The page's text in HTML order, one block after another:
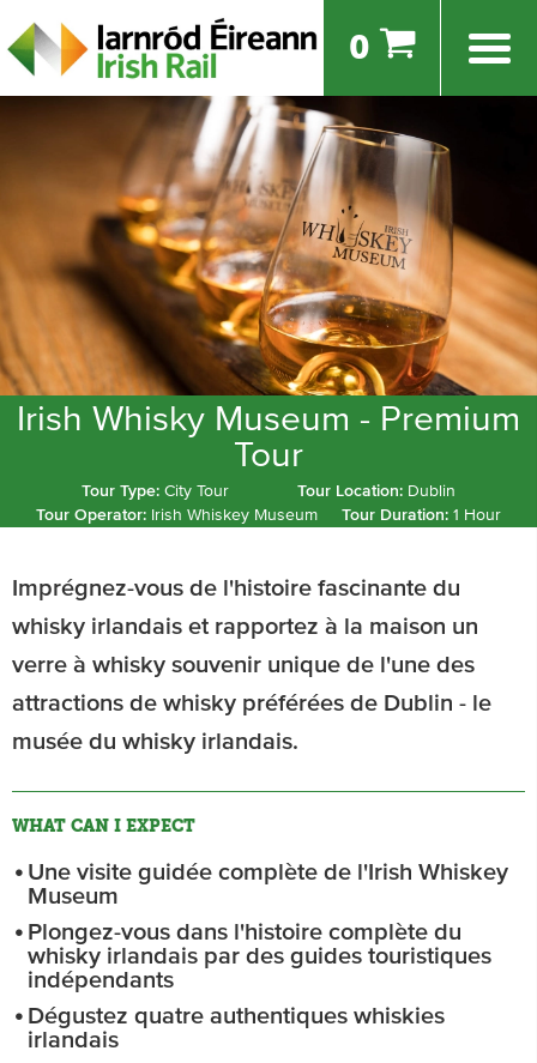
0
Irish Whisky Museum - Premium
Tour
Tour Type: City Tour Tour Location: Dublin
Tour Operator: Irish Whiskey Museum Tour Duration: 1 Hour
Imprégnez-vous de l'histoire fascinante du
whisky irlandais et rapportez à la maison un
verre à whisky souvenir unique de l'une des
attractions de whisky préférées de Dublin - le
musée du whisky irlandais.
WHAT CAN I EXPECT
Une visite guidée complète de l'Irish Whiskey
Museum
Plongez-vous dans l'histoire complète du
whisky irlandais par des guides touristiques
indépendants
Dégustez quatre authentiques whiskies
irlandais